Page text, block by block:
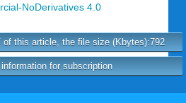
NoDerivatives 4.0
of this article, the file size (Kbytes):792
information for subscription